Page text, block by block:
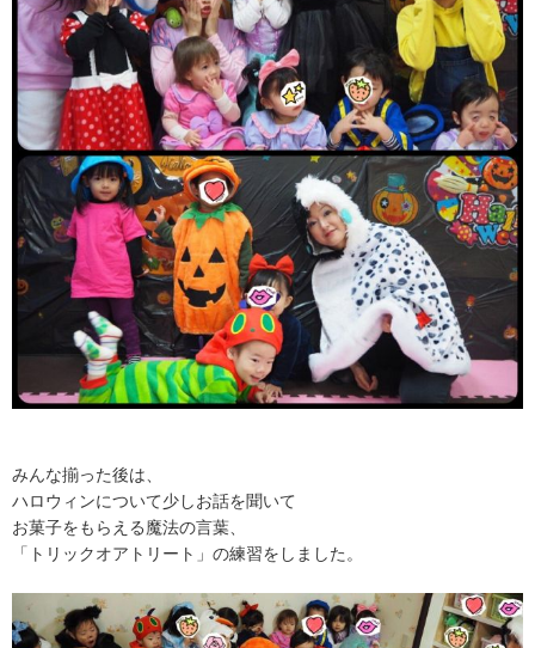
みんな揃った後は、
ハロウィンについて少しお話を聞いて
お菓子をもらえる魔法の言葉、
「トリックオアトリート」の練習をしました。